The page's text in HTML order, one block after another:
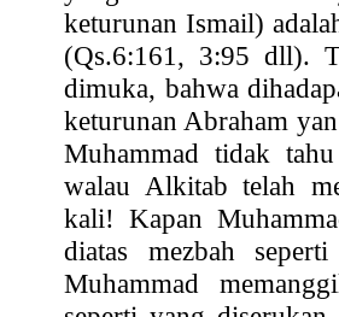
keturunan Ismail)
(Qs.6:161, 3:95 dll).
dimuka, bahwa
keturunan Abraham
Muhammad tidak
walau Alkitab telah
kali! Kapan
diatas mezbah
Muhammad